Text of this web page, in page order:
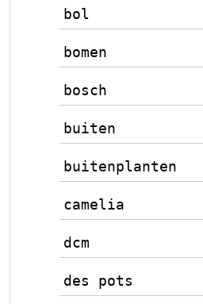
bol
bomen
bosch
buiten
buitenplanten
camelia
dcm
des pots